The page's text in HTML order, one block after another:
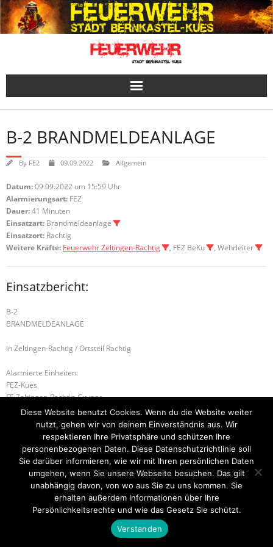
Skip
to
content
B-2 BRANDMELDEANLAGE
By FE2 09.09.2022 Allgemein
Datum:09.09.2022 um 15:59 Uhr
Alarmierungsart: FEZ
Dauer:41 Minuten
Einsatzart: Brandmeldeanlage
Einsatzort: Rachtig
Weitere Kräfte: Feuerwehr Zeltingen-Rachtig , FEZ BeKu , Wehrleiter
Einsatzbericht:
B-2
BRANDMELDEANLAGE
in Zeltingen-Rachtig / Ortsteil Rachtig
Alarmierte Einheiten:
FEZ-Kues
FF-Zeltingen-Rachtig-Gruppe
S-1 SONDERLAGE S-1 SONDERLAGE
Startseite Einsätze Mitglied werden Über uns
Bilder
Kontakt
Theme byThink Up Themes Ltd . Powered byWordPress
Diese Website benutzt Cookies. Wenn du die Website weiter
nutzt, gehen wir von deinem Einverständnis aus. Wir
respektieren Ihre Privatsphäre und schützen Ihre
personenbezogenen Daten. Diese Datenschutzrichtlinie soll
Sie darüber informieren, wie wir mit Ihren persönlichen Daten
umgehen, wenn Sie unsere Webseite besuchen. Das gilt
unabhängig davon, von wo aus Sie zu uns kommen. Sie
erhalten außerdem Informationen über Ihre
Persönlichkeitsrechte und wie das Gesetz Sie schützt.
Verstanden